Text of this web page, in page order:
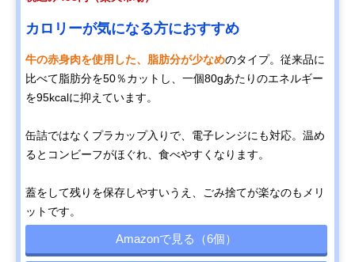
カロリーが気になる方におすすめ
牛の赤身肉を使用した、脂肪分が少なめのタイプ。従来品に
比べて脂肪分を50％カットし、一個80gあたりのエネルギー
を95kcalに抑えています。
缶詰ではなくプラカップ入りで、電子レンジにも対応。温め
るとコンビーフがほぐれ、食べやすくなります。
蓋をして残りを保存しやすいうえ、ごみ捨てが楽なのもメリ
ットです。
Amazonで見る（6個）